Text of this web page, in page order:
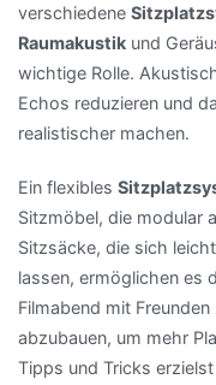
verschiedene
Raumakustik und
wichtige Rolle.
Echos reduzieren und
realistischer machen.
Ein flexibles
Sitzmöbel, die modular
Sitzsäcke, die sich
lassen, ermöglichen es
Filmabend mit
abzubauen, um mehr
Tipps und Tricks